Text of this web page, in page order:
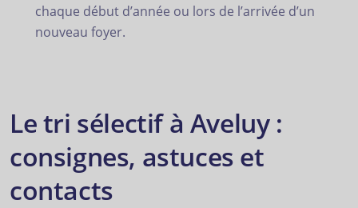
chaque début d’année ou lors de l’arrivée d’un
nouveau foyer.
Le tri sélectif à Aveluy :
consignes, astuces et
contacts